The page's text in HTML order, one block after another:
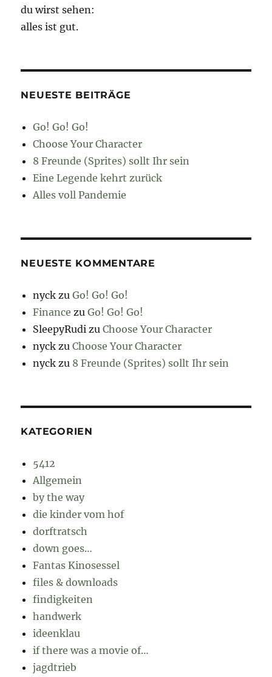
du wirst sehen:
alles ist gut.
NEUESTE BEITRÄGE
Go! Go! Go!
Choose Your Character
8 Freunde (Sprites) sollt Ihr sein
Eine Legende kehrt zurück
Alles voll Pandemie
NEUESTE KOMMENTARE
nyck zuGo! Go! Go!
Finance zuGo! Go! Go!
SleepyRudi zuChoose Your Character
nyck zuChoose Your Character
nyck zu 8 Freunde (Sprites) sollt Ihr sein
KATEGORIEN
5412
Allgemein
by the way
die kinder vom hof
dorftratsch
down goes…
Fantas Kinosessel
files & downloads
findigkeiten
handwerk
ideenklau
if there was a movie of…
jagdtrieb